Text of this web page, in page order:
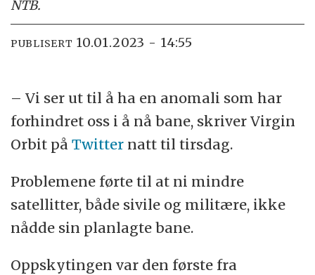
NTB.
PUBLISERT 10.01.2023 - 14:55
– Vi ser ut til å ha en anomali som har
forhindret oss i å nå bane, skriver Virgin
Orbit påTwitter natt til tirsdag.
Problemene førte til at ni mindre
satellitter, både sivile og militære, ikke
nådde sin planlagte bane.
Oppskytingen var den første fra